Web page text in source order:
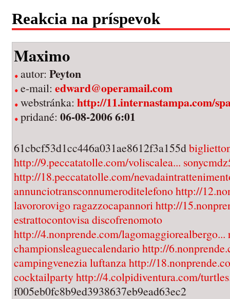
Reakcia na príspevok
Maximo
autor: Peyton
e-mail: edward@operamail.com
webstránka: http://11.internastampa.com/
pridané: 06-08-2006 6:01
61cbcf53d1cc446a031ae8612f3a155d
http://9.peccatatolle.com/voliscalea...
http://18.peccatatolle.com/
annunciotransconnumeroditelefonohttp://
lavororovigoragazzocapannori http://
estrattocontovisadiscofrenomoto
http://4.nonprende.com/lagomaggiorealbergo...
championsleaguecalendariohttp://
campingvenezialuftanzahttp://
cocktailpartyhttp://4.colpidiventura.com/
f005eb0fc8b9ed3938637eb9ead63ec2